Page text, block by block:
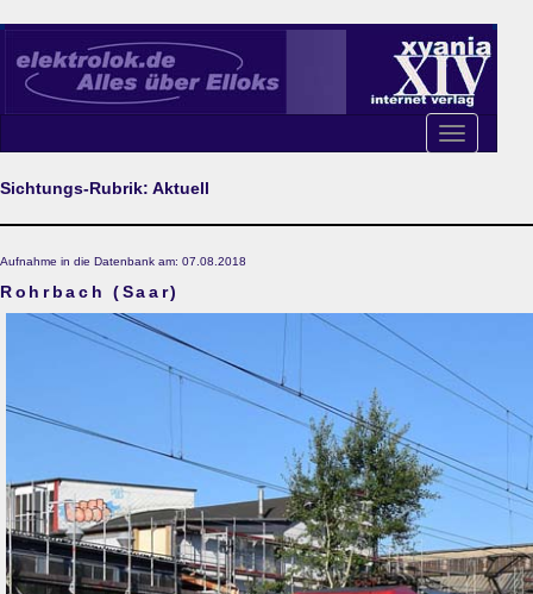
Toggle
navigation
Sichtungs-Rubrik: Aktuell
Aufnahme in die Datenbank am: 07.08.2018
Rohrbach (Saar)